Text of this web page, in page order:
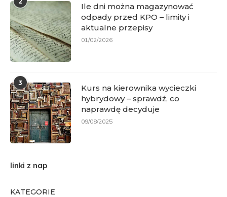
Ile dni można magazynować
odpady przed KPO – limity i
aktualne przepisy
01/02/2026
3
Kurs na kierownika wycieczki
hybrydowy – sprawdź, co
naprawdę decyduje
09/08/2025
linki z nap
KATEGORIE